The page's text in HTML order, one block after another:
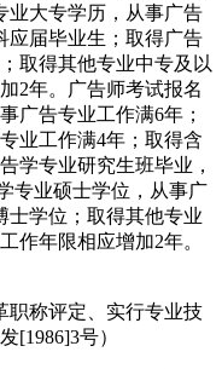
业大专学历，从事广告
应届毕业生；取得广告
取得其他专业中专及以
2年。广告师考试报名
广告专业工作满6年；
业工作满4年；取得含
学专业研究生班毕业，
专业硕士学位，从事广
士学位；取得其他专业
作年限相应增加2年。
职称评定、实行专业技
[1986]3号）